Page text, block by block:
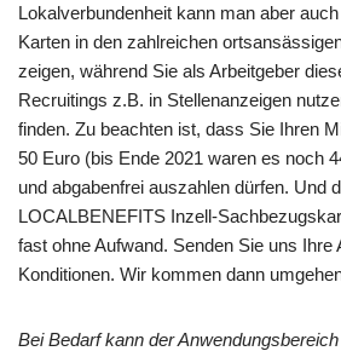
Lokalverbundenheit kann man aber
Karten in den zahlreichen
zeigen, während Sie als Arbeitgeber
Recruitings z.B. in Stellenanzeigen
finden. Zu beachten ist, dass Sie Ihren
50 Euro (bis Ende 2021 waren es noch
und abgabenfrei auszahlen dürfen. Und
LOCALBENEFITS Inzell-
fast ohne Aufwand. Senden Sie uns Ihre
Konditionen. Wir kommen dann
Bei Bedarf kann der